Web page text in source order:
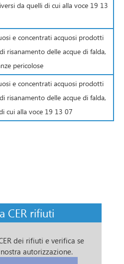
da quelli di cui alla voce 19 13
e concentrati acquosi prodotti
risanamento delle acque di falda,
pericolose
e concentrati acquosi prodotti
risanamento delle acque di falda,
cui alla voce 19 13 07
CER rifiuti
dei rifiuti e verifica se
autorizzazione.